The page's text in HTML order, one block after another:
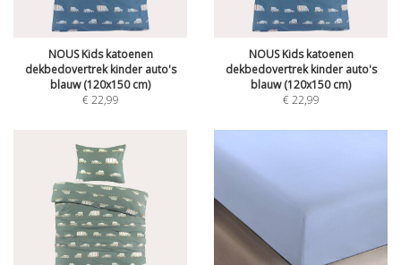
NOUS Kids katoenen
dekbedovertrek kinder auto's
blauw (120x150 cm)
€22,99
NOUS Kids katoenen
dekbedovertrek kinder auto's
blauw (120x150 cm)
€22,99